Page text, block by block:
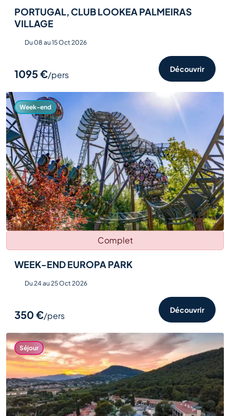
PORTUGAL, CLUB LOOKEA PALMEIRAS
VILLAGE
Du 08 au 15 Oct 2026
1095 €/pers
Découvrir
Week-end
Complet
WEEK-END EUROPA PARK
Du 24 au 25 Oct 2026
350 €/pers
Découvrir
Séjour